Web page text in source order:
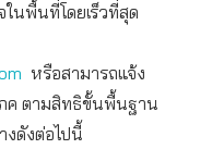
นพื้นที่โดยเร็วที่สุด
หรือสามารถแจ้ง
ภค ตามสิทธิขั้นพื้นฐาน
งดังต่อไปนี้